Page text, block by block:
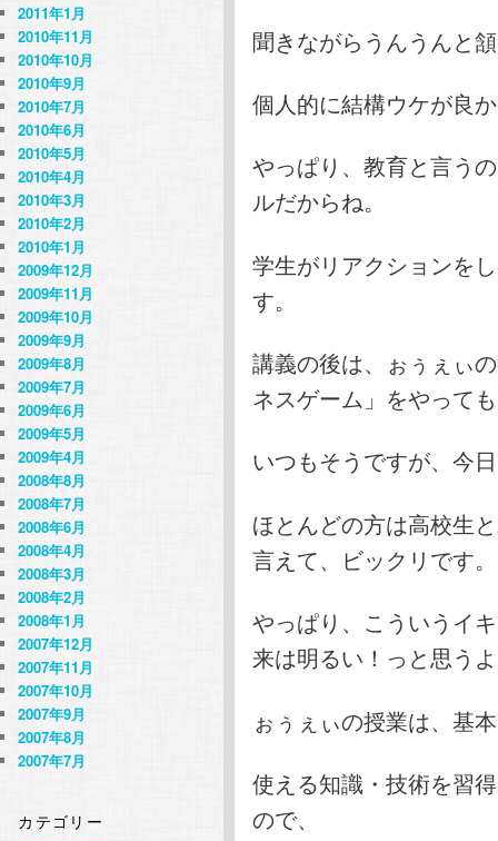
聞きながらうんうんと
個人的に結構ウケが良
やっぱり、教育と言う
ルだからね。
学生がリアクションを
す。
講義の後は、ぉぅぇぃ
ネスゲーム」をやって
いつもそうですが、今
ほとんどの方は高校生
言えて、ビックリです。
やっぱり、こういうイ
来は明るい！っと思う
ぉぅぇぃの授業は、基
使える知識・技術を習
ので、
2011年1月
2010年11月
2010年10月
2010年9月
2010年7月
2010年6月
2010年5月
2010年4月
2010年3月
2010年2月
2010年1月
2009年12月
2009年11月
2009年10月
2009年9月
2009年8月
2009年7月
2009年6月
2009年5月
2009年4月
2008年8月
2008年7月
2008年6月
2008年4月
2008年3月
2008年2月
2008年1月
2007年12月
2007年11月
2007年10月
2007年9月
2007年8月
2007年7月
カテゴリー